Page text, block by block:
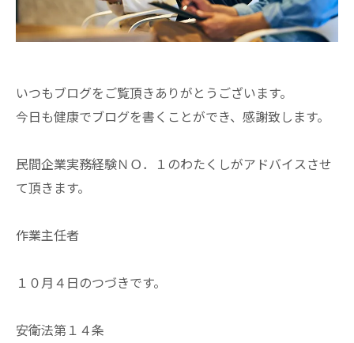
いつもブログをご覧頂きありがとうございます。
今日も健康でブログを書くことができ、感謝致します。
民間企業実務経験ＮＯ．１のわたくしがアドバイスさせ
て頂きます。
作業主任者
１０月４日のつづきです。
安衛法第１４条